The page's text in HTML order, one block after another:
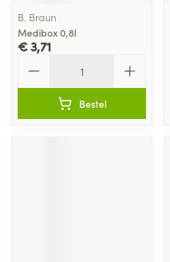
B. Braun
Medibox 0,8l
€ 3,71
Bestel